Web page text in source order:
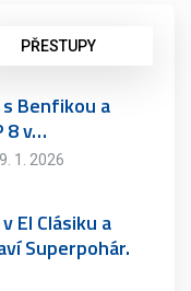
PŘESTUPY
Benfikou a
8 v…
1. 2026
El Clásiku a
Superpohár.